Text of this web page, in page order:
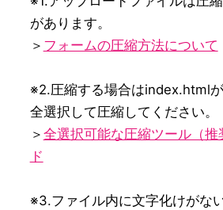
があります。
＞ フォームの圧縮方法について
※2.圧縮する場合はindex.html
全選択して圧縮してください。
＞ 全選択可能な圧縮ツール（推
ド
※3.ファイル内に文字化けがな